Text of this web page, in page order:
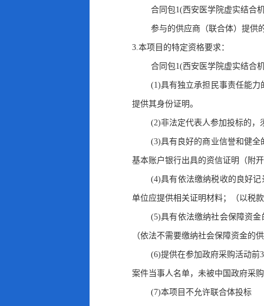
合同包1(西安医学院虚实结合
参与的供应商（联合体）提供
3.本项目的特定资格要求：
合同包1(西安医学院虚实结合
(1)具有独立承担民事责任能
提供其身份证明。
(2)非法定代表人参加投标的 ，
(3)具有良好的商业信誉和健全
基本账户银行出具的资信证明（附
(4)具有依法缴纳税收的良好记
单位应提供相关证明材料； （以税
(5)具有依法缴纳社会保障资金
（依法不需要缴纳社会保障资金的
(6)提供在参加政府采购活动前
案件当事人名单，未被中国政府采
(7)本项目不允许联合体投标